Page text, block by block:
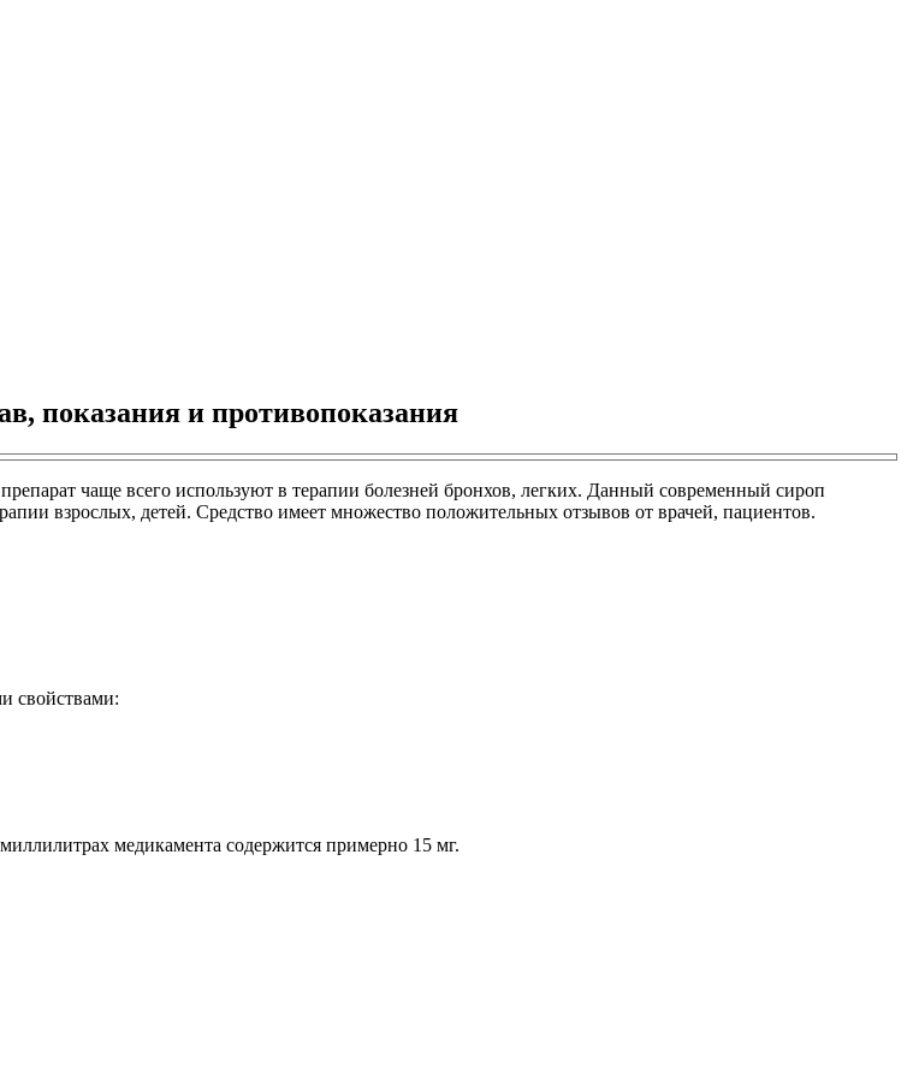
показания и противопоказания
чаще всего используют в терапии болезней бронхов, легких. Данный современный сироп
взрослых, детей. Средство имеет множество положительных отзывов от врачей, пациентов.
свойствами:
медикамента содержится примерно 15 мг.